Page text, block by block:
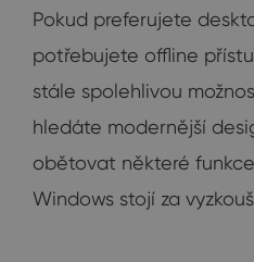
Pokud preferujete
potřebujete offline
stále spolehlivou
hledáte modernější
obětovat některé
Windows stojí za